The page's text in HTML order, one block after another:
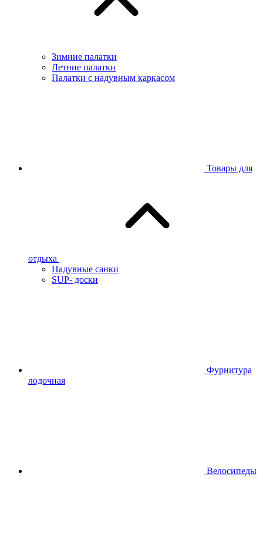
Зимние палатки
Летние палатки
Палатки с надувным каркасом
Товары для
отдыха
Надувные санки
SUP- доски
Фурнитура
лодочная
Велосипеды